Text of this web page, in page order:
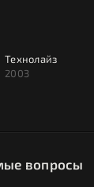
Технолайз
2003
вопросы